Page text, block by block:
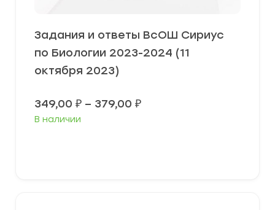
Задания и ответы ВсОШ Сириус
по Биологии 2023-2024 (11
октября 2023)
349,00 ₽ – 379,00 ₽Диапазон
В наличии